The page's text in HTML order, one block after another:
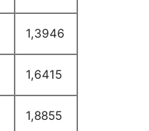
1,3946
1,6415
1,8855